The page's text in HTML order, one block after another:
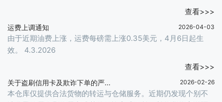
查看>>>
运费上调通知 2026-04-03
由于近期油费上涨，运费每磅需上涨0.35美元，4月6日起生
效。 4.3.2026
查看>>>
关于盗刷信用卡及欺诈下单的严... 2026-02-26
本仓库仅提供合法货物的转运与仓储服务。近期仍发现个别不